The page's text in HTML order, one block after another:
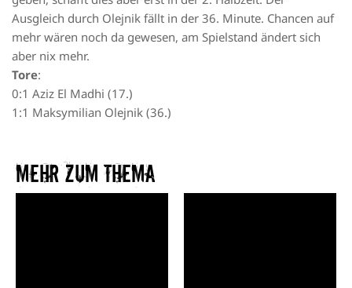
Ausgleich durch Olejnik fällt in der 36. Minute. Chancen auf
mehr wären noch da gewesen, am Spielstand ändert sich
aber nix mehr.
Tore:
0:1 Aziz El Madhi (17.)
1:1 Maksymilian Olejnik (36.)
Mehr zum Thema​